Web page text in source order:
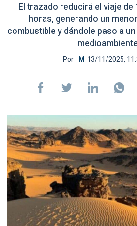
El trazado reducirá el viaje de
horas, generando un
combustible y dándole paso a
PorI M 13/11/2025,